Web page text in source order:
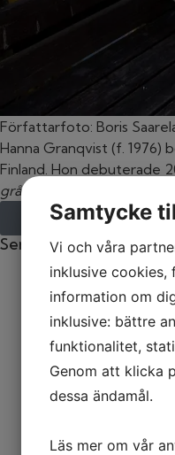
Författarfoto: Boris
Hanna Granqvist (f. 1976)
Finland. Hon debuterade
gråten
Till
Senaste böcker
Samtycke
Vi och våra
inklusive cookies,
information om
inklusive: bättre
funktionalitet,
Genom att klicka
dessa ändamål.
Läs mer om vår